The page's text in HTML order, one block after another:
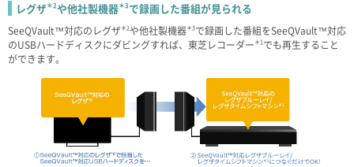
レグザ＊2や他社製機器＊3で録画した番組が見られる
SeeQVault™対応のレグザ＊2や他社製機器＊3で録画した番組をSeeQVault™対応
のUSBハードディスクにダビングすれば、東芝レコーダー ＊1 でも再生すること
ができます。